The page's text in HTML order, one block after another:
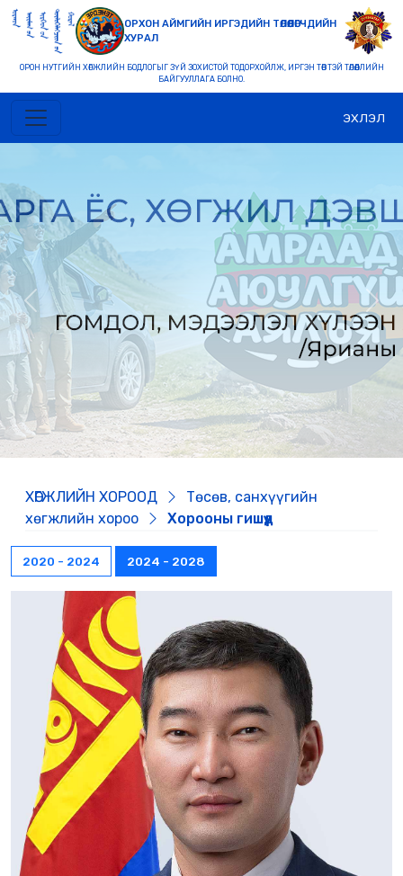
ОРХОН АЙМГИЙН ИРГЭДИЙН ТӨЛӨӨЛӨГЧДИЙН
ХУРАЛ
ОРОН НУТГИЙН ХӨГЖЛИЙН БОДЛОГЫГ ЗҮЙ ЗОХИСТОЙ ТОДОРХОЙЛЖ, ИРГЭН ТӨВТЭЙ ТӨЛӨӨЛЛИЙН
БАЙГУУЛЛАГА БОЛНО.
ЭХЛЭЛ
Previous Next
ХӨГЖЛИЙН ХОРООД
Төсөв, санхүүгийн
хөгжлийн хороо
Хорооны гишүүд
2020 - 2024 2024 - 2028